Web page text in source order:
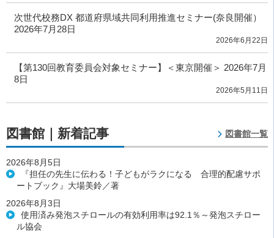
次世代校務DX 都道府県域共同利用推進セミナー(奈良開催）
2026年7月28日
2026年6月22日
【第130回教育委員会対象セミナー】＜東京開催＞ 2026年7月
8日
2026年5月11日
図書館｜新着記事 図書館一覧
2026年8月5日
『担任の先生に伝わる！子どもがラクになる 合理的配慮サポ
ートブック』大場美鈴／著
2026年8月3日
使用済み発泡スチロールの有効利用率は92.1％～発泡スチロー
ル協会